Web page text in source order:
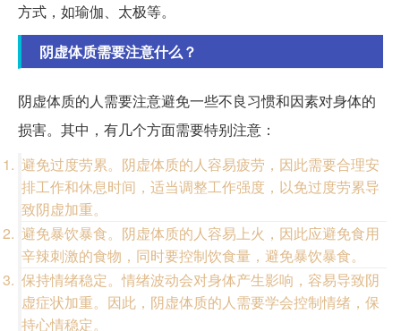
方式，如瑜伽、太极等。
阴虚体质需要注意什么？
阴虚体质的人需要注意避免一些不良习惯和因素对身体的
损害。其中，有几个方面需要特别注意：
避免过度劳累。阴虚体质的人容易疲劳，因此需要合理安
排工作和休息时间，适当调整工作强度，以免过度劳累导
致阴虚加重。
避免暴饮暴食。阴虚体质的人容易上火，因此应避免食用
辛辣刺激的食物，同时要控制饮食量，避免暴饮暴食。
保持情绪稳定。情绪波动会对身体产生影响，容易导致阴
虚症状加重。因此，阴虚体质的人需要学会控制情绪，保
持心情稳定。